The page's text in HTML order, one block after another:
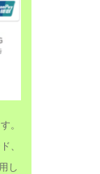
。
、
し